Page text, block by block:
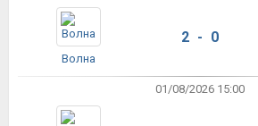
Волна
2 - 0
01/08/2026 15:00